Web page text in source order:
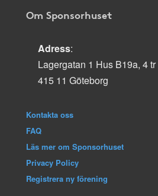
Om Sponsorhuset
Adress:
Lagergatan 1 Hus B19a, 4 tr
415 11 Göteborg
Kontakta oss
FAQ
Läs mer om Sponsorhuset
Privacy Policy
Registrera ny förening